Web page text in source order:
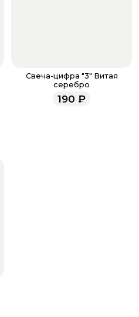
Свеча-цифра "3" Витая
серебро
190 ₽